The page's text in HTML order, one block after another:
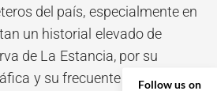
del país, especialmente en
un historial elevado de
de La Estancia, por su
y su frecuente uso porFollow us on